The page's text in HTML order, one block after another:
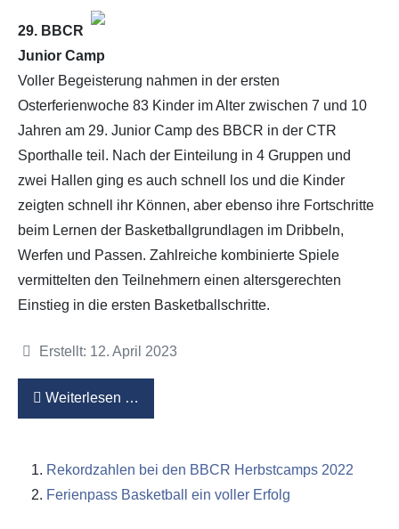
29. BBCR
Junior Camp
Voller Begeisterung nahmen in der ersten
Osterferienwoche 83 Kinder im Alter zwischen 7 und 10
Jahren am 29. Junior Camp des BBCR in der CTR
Sporthalle teil. Nach der Einteilung in 4 Gruppen und
zwei Hallen ging es auch schnell los und die Kinder
zeigten schnell ihr Können, aber ebenso ihre Fortschritte
beim Lernen der Basketballgrundlagen im Dribbeln,
Werfen und Passen. Zahlreiche kombinierte Spiele
vermittelten den Teilnehmern einen altersgerechten
Einstieg in die ersten Basketballschritte.
Details
Erstellt: 12. April 2023
Weiterlesen …
Rekordzahlen bei den BBCR Herbstcamps 2022
Ferienpass Basketball ein voller Erfolg